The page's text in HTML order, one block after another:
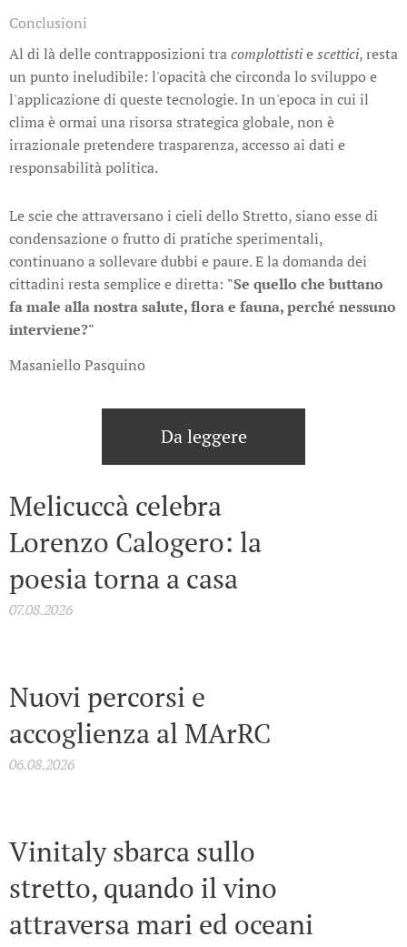
Conclusioni
Al di là delle contrapposizioni tracomplottistiescettici, resta
un punto ineludibile: l'opacità che circonda lo sviluppo e
l'applicazione di queste tecnologie. In un'epoca in cui il
clima è ormai una risorsa strategica globale, non è
irrazionale pretendere trasparenza, accesso ai dati e
responsabilità politica.
Le scie che attraversano i cieli dello Stretto, siano esse di
condensazione o frutto di pratiche sperimentali,
continuano a sollevare dubbi e paure. E la domanda dei
cittadini resta semplice e diretta: "Se quello che buttano
fa male alla nostra salute, flora e fauna, perché nessuno
interviene?"
Masaniello Pasquino
Da leggere
Melicuccà celebra
Lorenzo Calogero: la
poesia torna a casa
07.08.2026
Nuovi percorsi e
accoglienza al MArRC
06.08.2026
Vinitaly sbarca sullo
stretto, quando il vino
attraversa mari ed oceani